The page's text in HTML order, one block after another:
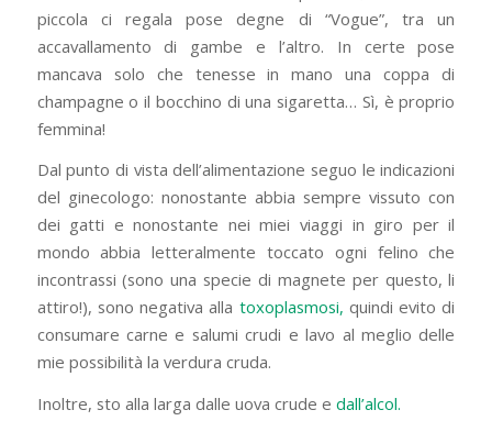
piccola ci regala pose degne di “Vogue”, tra un
accavallamento di gambe e l’altro. In certe pose
mancava solo che tenesse in mano una coppa di
champagne o il bocchino di una sigaretta… Sì, è proprio
femmina!
Dal punto di vista dell’alimentazione seguo le indicazioni
del ginecologo: nonostante abbia sempre vissuto con
dei gatti e nonostante nei miei viaggi in giro per il
mondo abbia letteralmente toccato ogni felino che
incontrassi (sono una specie di magnete per questo, li
attiro!), sono negativa alla toxoplasmosi, quindi evito di
consumare carne e salumi crudi e lavo al meglio delle
mie possibilità la verdura cruda.
Inoltre, sto alla larga dalle uova crude e dall’alcol.